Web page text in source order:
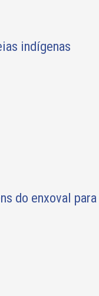
indígenas
do enxoval